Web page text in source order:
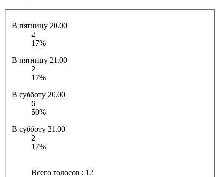
В пятницу 20.00
2
17%
В пятницу 21.00
2
17%
В субботу 20.00
6
50%
В субботу 21.00
2
17%
Всего голосов : 12